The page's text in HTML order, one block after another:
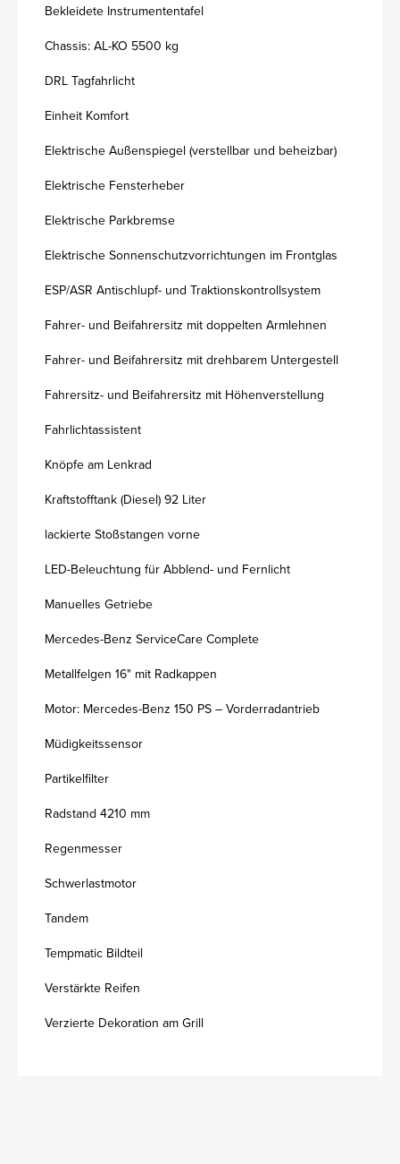
Bekleidete Instrumententafel
Chassis: AL-KO 5500 kg
DRL Tagfahrlicht
Einheit Komfort
Elektrische Außenspiegel (verstellbar und beheizbar)
Elektrische Fensterheber
Elektrische Parkbremse
Elektrische Sonnenschutzvorrichtungen im Frontglas
ESP/ASR Antischlupf- und Traktionskontrollsystem
Fahrer- und Beifahrersitz mit doppelten Armlehnen
Fahrer- und Beifahrersitz mit drehbarem Untergestell
Fahrersitz- und Beifahrersitz mit Höhenverstellung
Fahrlichtassistent
Knöpfe am Lenkrad
Kraftstofftank (Diesel) 92 Liter
lackierte Stoßstangen vorne
LED-Beleuchtung für Abblend- und Fernlicht
Manuelles Getriebe
Mercedes-Benz ServiceCare Complete
Metallfelgen 16" mit Radkappen
Motor: Mercedes-Benz 150 PS – Vorderradantrieb
Müdigkeitssensor
Partikelfilter
Radstand 4210 mm
Regenmesser
Schwerlastmotor
Tandem
Tempmatic Bildteil
Verstärkte Reifen
Verzierte Dekoration am Grill